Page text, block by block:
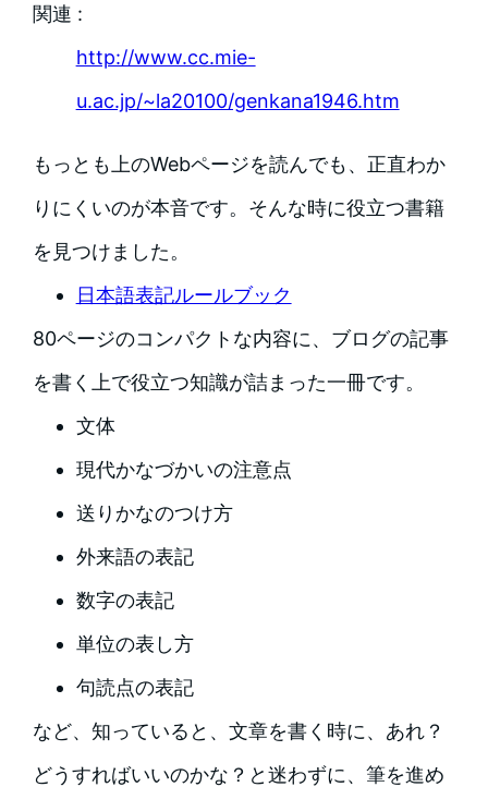
関連 :
http://www.cc.mie-
u.ac.jp/~la20100/genkana1946.htm
もっとも上のWebページを読んでも、正直わか
りにくいのが本音です。そんな時に役立つ書籍
を見つけました。
日本語表記ルールブック
80ページのコンパクトな内容に、ブログの記事
を書く上で役立つ知識が詰まった一冊です。
文体
現代かなづかいの注意点
送りかなのつけ方
外来語の表記
数字の表記
単位の表し方
句読点の表記
など、知っていると、文章を書く時に、あれ？
どうすればいいのかな？と迷わずに、筆を進め